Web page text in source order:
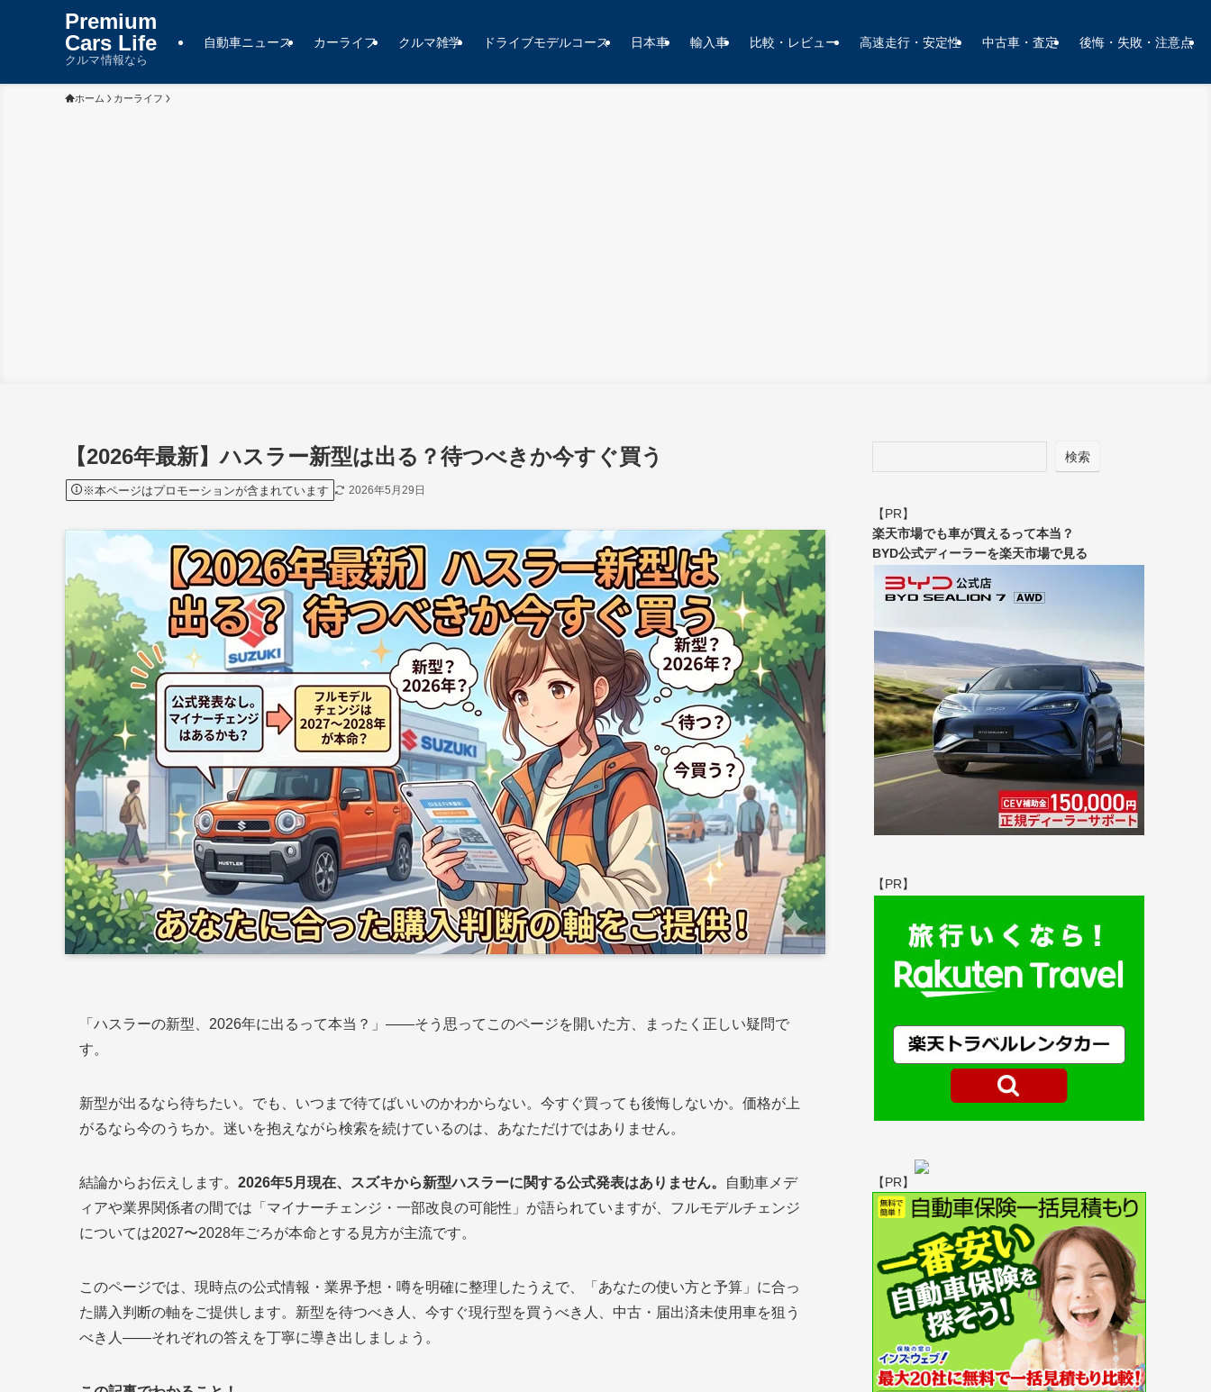
Premium
Cars Life
クルマ情報なら
自動車ニュース カーライフ クルマ雑学 ドライブモデルコース 日本車 輸入車 比較・レビュー 高速走行・安定性 中古車・査定 後悔・失敗・注意点
ホーム カーライフ
【2026年最新】ハスラー新型は出る？待つべきか今すぐ買う
※本ページはプロモーションが含まれています 2026年5月29日
「ハスラーの新型、2026年に出るって本当？」——そう思ってこのページを開いた方、まったく正しい疑問で
す。
新型が出るなら待ちたい。でも、いつまで待てばいいのかわからない。今すぐ買っても後悔しないか。価格が上
がるなら今のうちか。迷いを抱えながら検索を続けているのは、あなただけではありません。
結論からお伝えします。 2026年5月現在、スズキから新型ハスラーに関する公式発表はありません。
自動車メデ
ィアや業界関係者の間では「マイナーチェンジ・一部改良の可能性」が語られていますが、フルモデルチェンジ
については2027〜2028年ごろが本命とする見方が主流です。
このページでは、現時点の公式情報・業界予想・噂を明確に整理したうえで、「あなたの使い方と予算」に合っ
た購入判断の軸をご提供します。新型を待つべき人、今すぐ現行型を買うべき人、中古・届出済未使用車を狙う
べき人——それぞれの答えを丁寧に導き出しましょう。
検索
【PR】
楽天市場でも車が買えるって本当？
BYD公式ディーラーを楽天市場で見る
【PR】
【PR】